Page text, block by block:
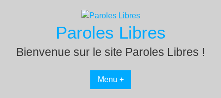
Paroles Libres
Bienvenue sur le site Paroles Libres !
Menu +